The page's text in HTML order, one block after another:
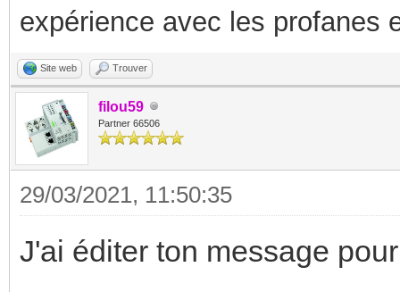
expérience avec les profanes
Site web Trouver
filou59
Partner 66506
29/03/2021, 11:50:35
J'ai éditer ton message